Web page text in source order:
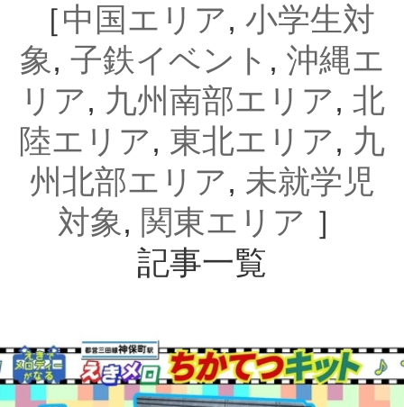
［中国エリア, 小学生対
象, 子鉄イベント , 沖縄エ
リア, 九州南部エリア, 北
陸エリア, 東北エリア, 九
州北部エリア, 未就学児
対象, 関東エリア ］
記事一覧